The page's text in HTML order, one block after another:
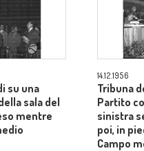
su una
sala del
mentre
14.12.1956
Tribuna
Partito
sinistra
poi, in
Campo